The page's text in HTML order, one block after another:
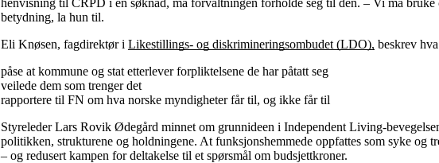
betydning, la hun til.
Eli Knøsen, fagdirektør i Likestillings- og diskrimineringsombudet (LDO), beskrev
påse at kommune og stat etterlever forpliktelsene de har påtatt seg
veilede dem som trenger det
rapportere til FN om hva norske myndigheter får til, og ikke får til
Styreleder Lars Rovik Ødegård minnet om grunnideen i Independent Living-
politikken, strukturene og holdningene. At funksjonshemmede oppfattes som syke og
– og redusert kampen for deltakelse til et spørsmål om budsjettkroner.